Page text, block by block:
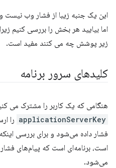
این یک جنبه زیبا از فشار وب
اما بیایید هر بخش را بررسی کنیم
زیر پوشش چه می کنند مفید است.
کلیدهای سرور برنامه
هنگامی که یک کاربر را مشترک می
applicationServerKey را
فشار داده می‌شود و برای بررسی
است، برنامه‌ای است که پیام‌های فشار
می‌شود.